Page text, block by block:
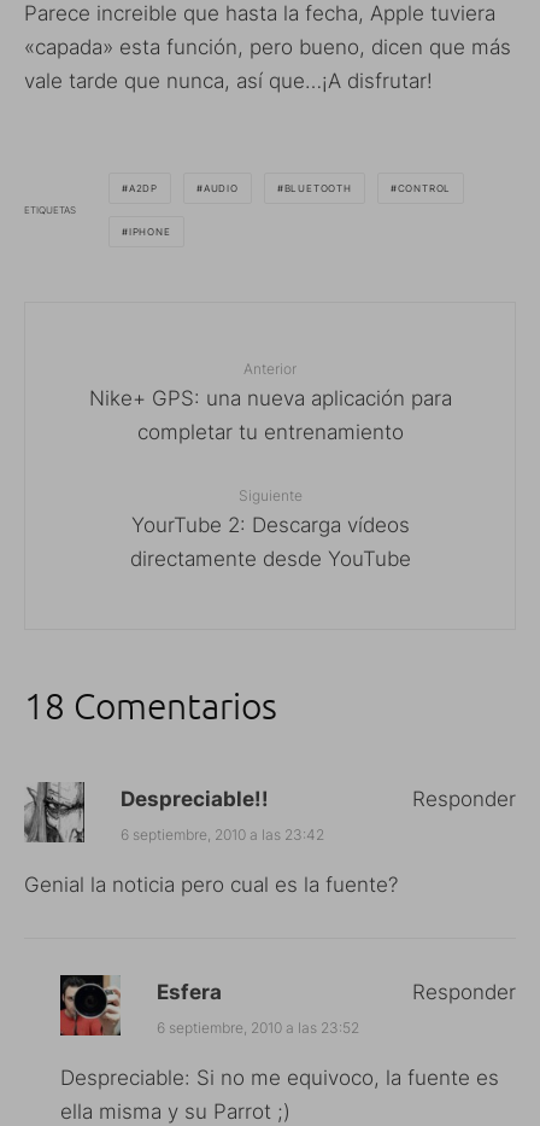
Parece increible que hasta la fecha, Apple tuviera
«capada» esta función, pero bueno, dicen que más
vale tarde que nunca, así que…¡A disfrutar!
ETIQUETAS
A2DP AUDIO BLUETOOTH CONTROL
IPHONE
Anterior
Nike+ GPS: una nueva aplicación para
completar tu entrenamiento
Siguiente
YourTube 2: Descarga vídeos
directamente desde YouTube
18 Comentarios
Despreciable!!
6 septiembre, 2010 a las 23:42
Genial la noticia pero cual es la fuente?
Responder
Esfera
6 septiembre, 2010 a las 23:52
Despreciable: Si no me equivoco, la fuente es
ella misma y su Parrot ;)
Responder